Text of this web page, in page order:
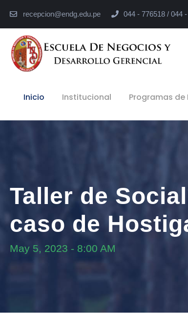
recepcion@endg.edu.pe 044 - 776518 / 044
Inicio Institucional Programas de
Taller de
caso de
May 5, 2023 - 8:00 AM